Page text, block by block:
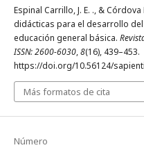
Espinal Carrillo, J. E. ., &
didácticas para el desarrollo
educación general básica.
ISSN: 2600-6030,8(16), 439–453.
https://doi.org/10.56124/
Más formatos de cita
Número